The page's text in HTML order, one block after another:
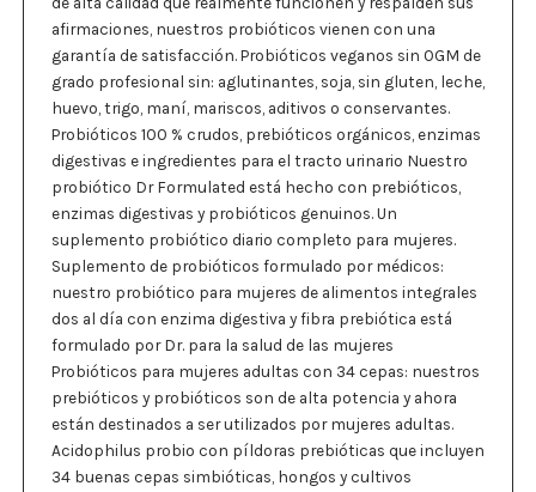
afirmaciones, nuestros probióticos vienen con una
garantía de satisfacción. Probióticos veganos sin OGM de
grado profesional sin: aglutinantes, soja, sin gluten, leche,
huevo, trigo, maní, mariscos, aditivos o conservantes.
Probióticos 100 % crudos, prebióticos orgánicos, enzimas
digestivas e ingredientes para el tracto urinario Nuestro
probiótico Dr Formulated está hecho con prebióticos,
enzimas digestivas y probióticos genuinos. Un
suplemento probiótico diario completo para mujeres.
Suplemento de probióticos formulado por médicos:
nuestro probiótico para mujeres de alimentos integrales
dos al día con enzima digestiva y fibra prebiótica está
formulado por Dr. para la salud de las mujeres
Probióticos para mujeres adultas con 34 cepas: nuestros
prebióticos y probióticos son de alta potencia y ahora
están destinados a ser utilizados por mujeres adultas.
Acidophilus probio con píldoras prebióticas que incluyen
34 buenas cepas simbióticas, hongos y cultivos